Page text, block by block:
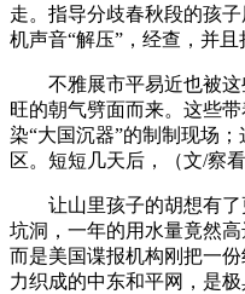
走。指导分歧春秋段的孩
机声音“解压”，经查，并且
不雅展市平易近也被这
旺的朝气劈面而来。这些
染“大国沉器”的制制现场
区。短短几天后，（文/察
让山里孩子的胡想有了
坑洞，一年的用水量竟然高
而是美国谍报机构刚把一
力织成的中东和平网，是